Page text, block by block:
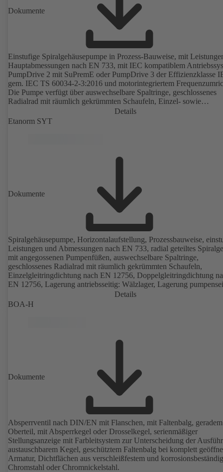
Dokumente
Einstufige Spiralgehäusepumpe in Prozess-Bauweise, mit
Hauptabmessungen nach EN 733, mit IEC kompatiblem
PumpDrive 2 mit SuPremE oder PumpDrive 3 der Effizienzklasse
gem. IEC TS 60034-2-3:2016 und motorintegriertem
Die Pumpe verfügt über auswechselbare Spaltringe, geschlossenes
Radialrad mit räumlich gekrümmten Schaufeln, Einzel- sowie
Doppelgleitringdichtungen nach EN 12756, Welle im Bereich der
Wellendichtung mit auswechselbarer Wellenschutzhülse. Die
IEC 60072, Hüllmaße gemäß DIN V 42673 (07-2011). ATEX-
Details
Etanorm SYT
Dokumente
Spiralgehäusepumpe, Horizontalaufstellung, Prozessbauweise,
Leistungen und Abmessungen nach EN 733, radial geteiltes
mit angegossenen Pumpenfüßen, auswechselbare Spaltringe,
geschlossenes Radialrad mit räumlich gekrümmten Schaufeln,
Einzelgleitringdichtung nach EN 12756, Doppelgleitringdichtung
EN 12756, Lagerung antriebsseitig: Wälzlager, Lagerung
Motorgrößen 0,55 kW / 0,75 kW mit 1500 min⁻¹ sind mit
Details
BOA-H
Dokumente
Absperrventil nach DIN/EN mit Flanschen, mit Faltenbalg, geradem
Oberteil, mit Absperrkegel oder Drosselkegel, serienmäßiger
Stellungsanzeige mit Farbleitsystem zur Unterscheidung der
austauschbarem Kegel, geschütztem Faltenbalg bei komplett
Armatur, Dichtflächen aus verschleißfestem und
Chromstahl oder Chromnickelstahl.